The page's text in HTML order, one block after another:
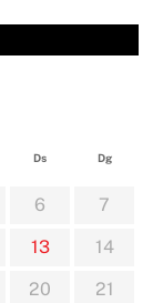
Ds Dg
6
7
13
14
20
21